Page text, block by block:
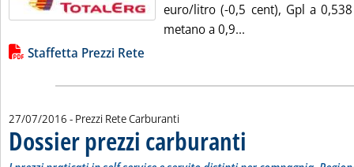
euro/litro (-0,5 cent), Gpl a
metano a 0,9...
Lista allegati PDF alla notizia
Staffetta Prezzi Rete
27/07/2016 - Prezzi Rete Carburanti
Dossier prezzi carburanti